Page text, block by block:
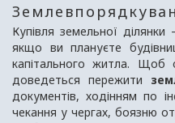
Купівля земельної
якщо ви плануєте
капітального житла. Щоб
доведеться пережити
документів, ходінням по
чекання у чергах, боязню